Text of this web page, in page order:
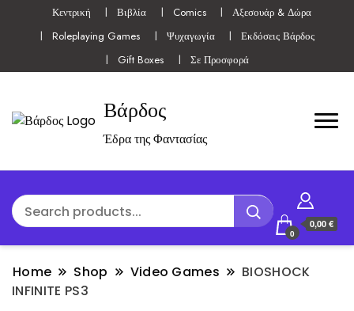
Κεντρική Βιβλία Comics
Αξεσουάρ & Δώρα
Roleplaying Games
Ψυχαγωγία
Εκδόσεις Βάρδος
Gift Boxes
Σε Προσφορά
Βάρδος
Έδρα της Φαντασίας
0
0,00 €
Home Shop Video Games
BIOSHOCK
INFINITE PS3